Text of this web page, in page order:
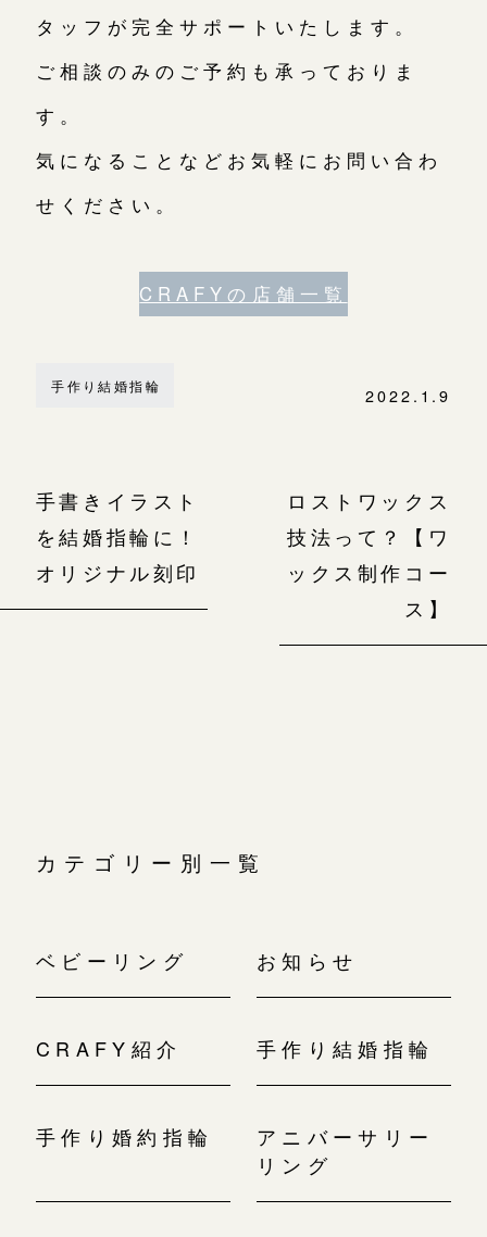
タッフが完全サポートいたします。
ご相談のみのご予約も承っておりま
す。
気になることなどお気軽にお問い合わ
せください。
CRAFYの店舗一覧
手作り結婚指輪 2022.1.9
手書きイラスト
を結婚指輪に！
オリジナル刻印
ロストワックス
技法って？【ワ
ックス制作コー
ス】
カテゴリー別一覧
ベビーリング お知らせ
CRAFY紹介 手作り結婚指輪
手作り婚約指輪
アニバーサリー
リング